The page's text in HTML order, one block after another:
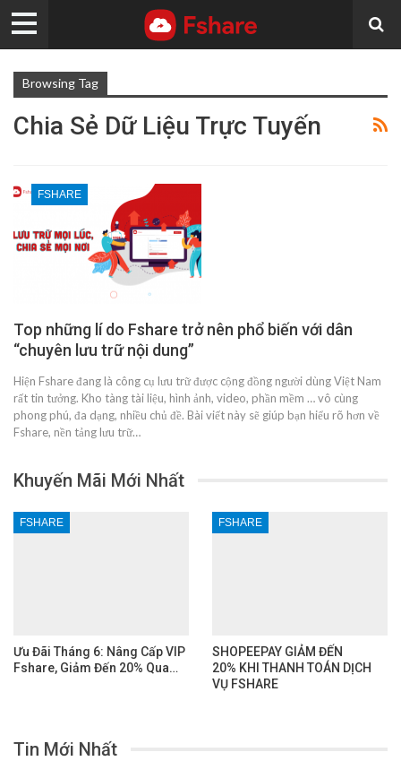
Browsing Tag
Chia Sẻ Dữ Liệu Trực Tuyến
FSHARE
Top những lí do Fshare trở nên phổ biến với dân
“chuyên lưu trữ nội dung”
Hiện Fshare đang là công cụ lưu trữ được cộng đồng người dùng Việt Nam
rất tin tưởng. Kho tàng tài liệu, hình ảnh, video, phần mềm … vô cùng
phong phú, đa dạng, nhiều chủ đề. Bài viết này sẽ giúp bạn hiểu rõ hơn về
Fshare, nền tảng lưu trữ…
Khuyến Mãi Mới Nhất
FSHARE
Ưu Đãi Tháng 6: Nâng Cấp VIP
Fshare, Giảm Đến 20% Qua…
FSHARE
SHOPEEPAY GIẢM ĐẾN
20% KHI THANH TOÁN DỊCH
VỤ FSHARE
Tin Mới Nhất